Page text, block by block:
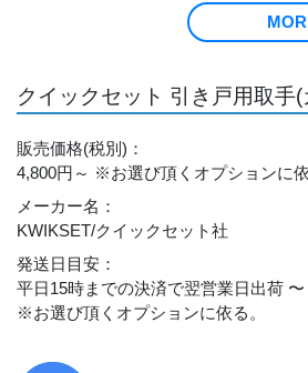
クイックセット 引き戸用取手
販売価格(税別) ：
4,800円～ ※お選び頂くオプションに
メーカー名 ：
KWIKSET/クイックセット社
発送日目安 ：
平日15時までの決済で翌営業日出荷 〜
※お選び頂くオプションに依る。